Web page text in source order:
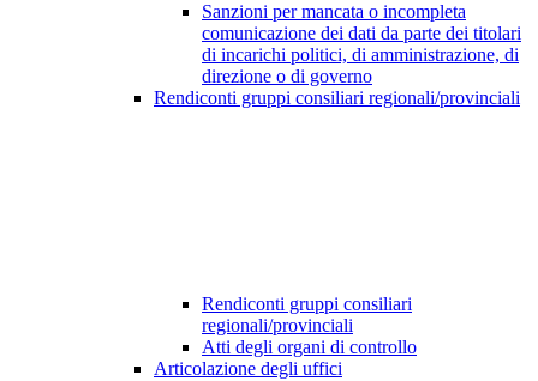
Sanzioni per mancata o incompleta
comunicazione dei dati da parte dei titolari
di incarichi politici, di amministrazione, di
direzione o di governo
Rendiconti gruppi consiliari regionali/provinciali
Rendiconti gruppi consiliari
regionali/provinciali
Atti degli organi di controllo
Articolazione degli uffici